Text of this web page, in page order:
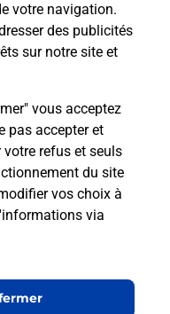
votre navigation.
des publicités
sur notre site et
vous acceptez
pas accepter et
refus et seuls
du site
vos choix à
via
Ain Saint Sorlin En Bugey